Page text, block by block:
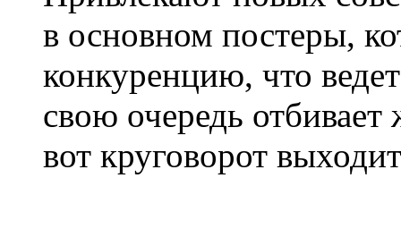
в основном постеры,
конкуренцию, что
свою очередь отбивает
вот круговорот